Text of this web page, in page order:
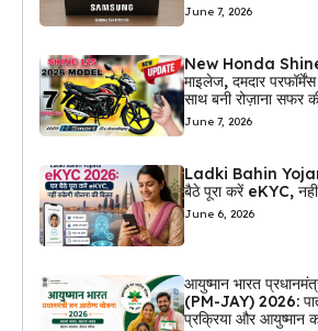
June 7, 2026
New Honda Shine
माइलेज, दमदार
साथ बनी रोज़ाना सफर
June 7, 2026
Ladki Bahin
बैठे पूरा करें eKYC,
June 6, 2026
आयुष्मान भारत
(PM-JAY) 2026:
प्रक्रिया और आयुष्मान